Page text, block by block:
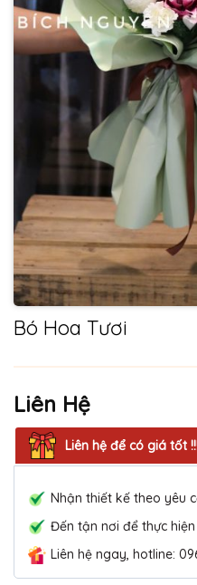
Bó Hoa Tươi
Liên Hệ
Liên hệ để có giá tốt
Nhận thiết kế theo yêu
Đến tận nơi để thực
Liên hệ ngay, hotline: